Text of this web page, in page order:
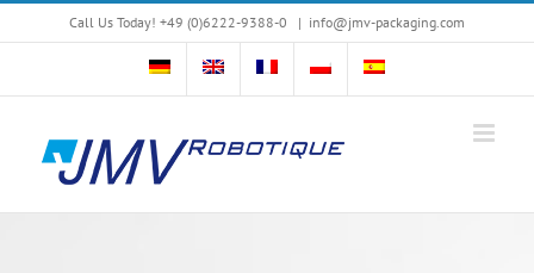
Skip
to
Call Us Today! +49 (0)6222-9388-0 | info@jmv-packaging.com